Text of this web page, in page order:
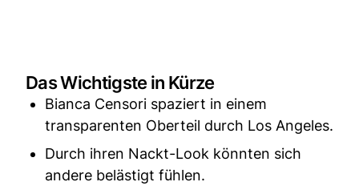
Das Wichtigste in Kürze
Bianca Censori spaziert in einem
transparenten Oberteil durch Los Angeles.
Durch ihren Nackt-Look könnten sich
andere belästigt fühlen.